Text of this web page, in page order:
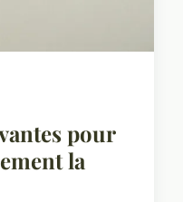
pour
la